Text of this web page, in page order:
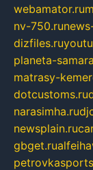
webamator.ru
nv-750.ru
dizfiles.ru
planeta-
matrasy-
dotcustoms.ru
narasimha.ru
newsplain.ru
gbget.ru